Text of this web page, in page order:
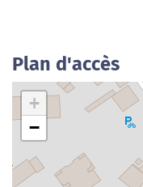
Plan d'accès
+
−